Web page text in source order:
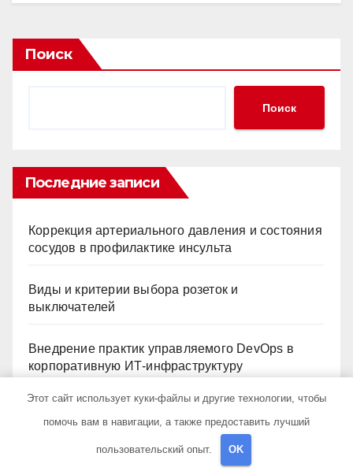
Поиск
Поиск
Последние записи
Коррекция артериального давления и состояния
сосудов в профилактике инсульта
Виды и критерии выбора розеток и
выключателей
Внедрение практик управляемого DevOps в
корпоративную ИТ-инфраструктуру
Обзор профессиональных материалов и
инструментов для маникюра, депиляции,
наращивания ресниц и ухода
Этот сайт использует куки-файлы и другие технологии, чтобы
помочь вам в навигации, а также предоставить лучший
пользовательский опыт. OK